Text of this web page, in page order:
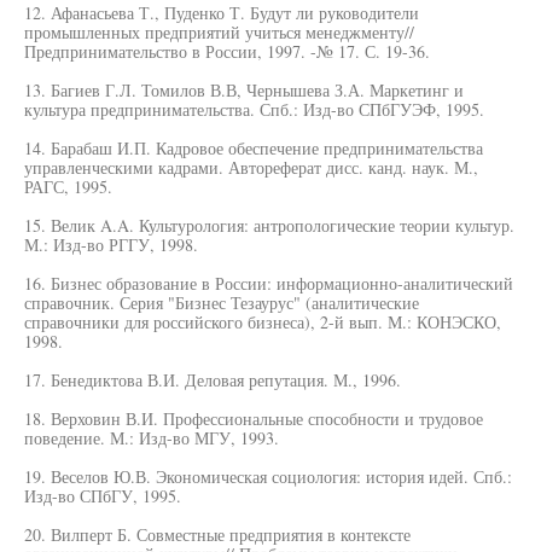
12. Афанасьева Т., Пуденко Т. Будут ли руководители
промышленных предприятий учиться менеджменту//
Предпринимательство в России, 1997. -№ 17. С. 19-36.
13. Багиев Г.Л. Томилов В.В, Чернышева З.А. Маркетинг и
культура предпринимательства. Спб.: Изд-во СПбГУЭФ, 1995.
14. Барабаш И.П. Кадровое обеспечение предпринимательства
управленческими кадрами. Автореферат дисс. канд. наук. М.,
РАГС, 1995.
15. Велик A.A. Культурология: антропологические теории культур.
М.: Изд-во РГГУ, 1998.
16. Бизнес образование в России: информационно-аналитический
справочник. Серия "Бизнес Тезаурус" (аналитические
справочники для российского бизнеса), 2-й вып. М.: КОНЭСКО,
1998.
17. Бенедиктова В.И. Деловая репутация. М., 1996.
18. Верховин В.И. Профессиональные способности и трудовое
поведение. М.: Изд-во МГУ, 1993.
19. Веселов Ю.В. Экономическая социология: история идей. Спб.:
Изд-во СПбГУ, 1995.
20. Вилперт Б. Совместные предприятия в контексте